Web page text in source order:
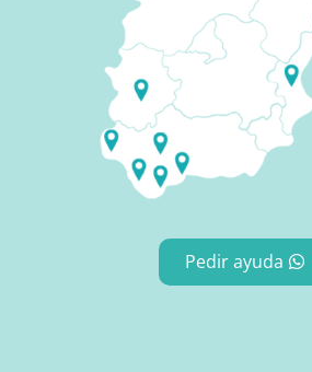
Pedir ayuda